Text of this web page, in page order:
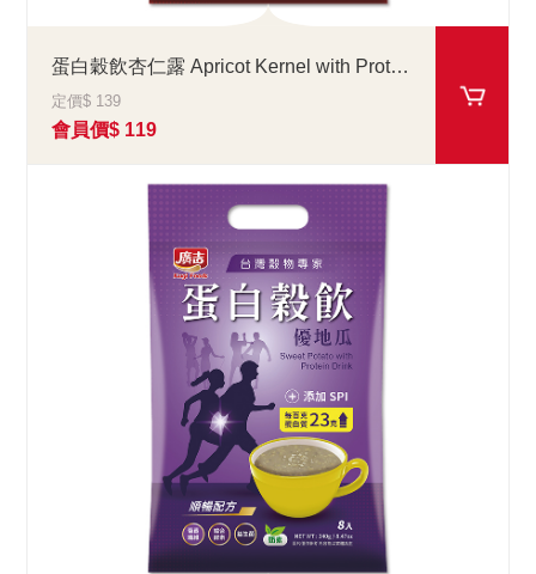
蛋白穀飲杏仁露 Apricot Kernel with Protein Drink
定價$ 139
會員價$ 119